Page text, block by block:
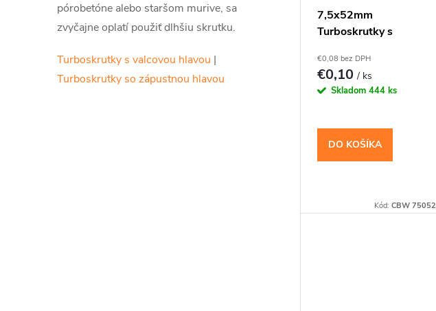
pórobetóne alebo staršom murive, sa
zvyčajne oplatí použiť dlhšiu skrutku.
Turboskrutky s valcovou hlavou |
Turboskrutky so zápustnou hlavou
v
7,5x52mm
Turboskrutky s
TX30
€0,08 bez DPH
€0,10/ ks
Skladom 444 ks
DO KOŠÍKA
Kód: CBW 75052